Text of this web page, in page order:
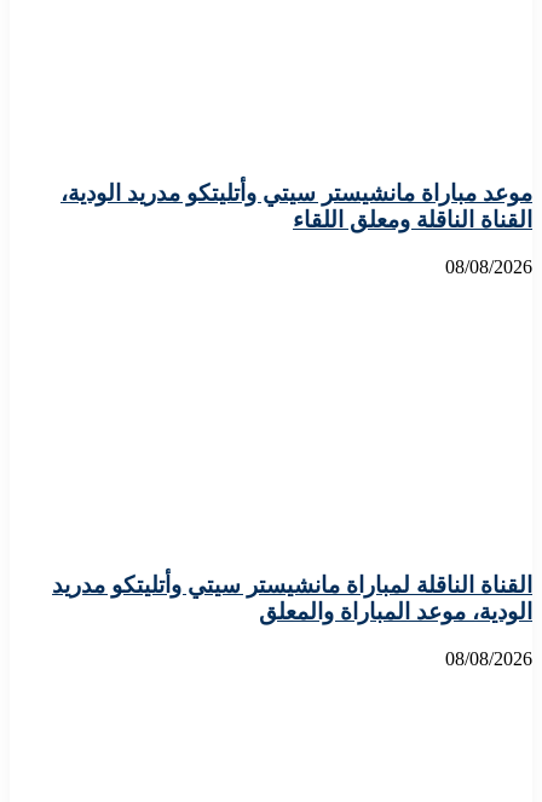
موعد مباراة مانشيستر سيتي وأتليتكو مدريد الودية،
القناة الناقلة ومعلق اللقاء
08/08/2026
القناة الناقلة لمباراة مانشيستر سيتي وأتليتكو مدريد
الودية، موعد المباراة والمعلق
08/08/2026